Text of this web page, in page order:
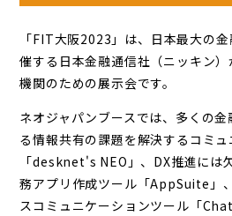
「FIT大阪2023」は、日本最大の
催する日本金融通信社（ニッキン
機関のための展示会です。
ネオジャパンブースでは、多くの
る情報共有の課題を解決するコミ
「desknet's NEO」、DX推進には
務アプリ作成ツール「AppSuite」
スコミュニケーションツール「